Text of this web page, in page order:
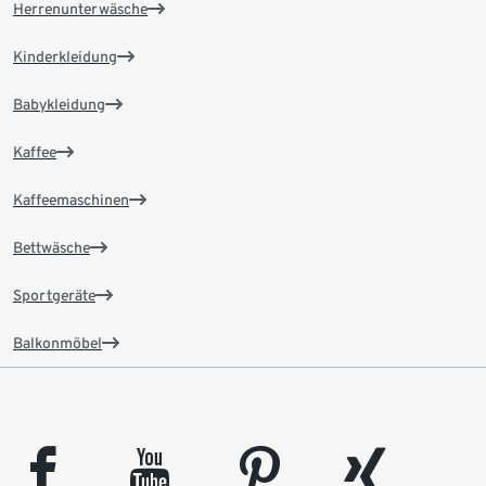
Herrenunterwäsche
Kinderkleidung
Babykleidung
Kaffee
Kaffeemaschinen
Bettwäsche
Sportgeräte
Balkonmöbel
facebook youtube pinterest xing